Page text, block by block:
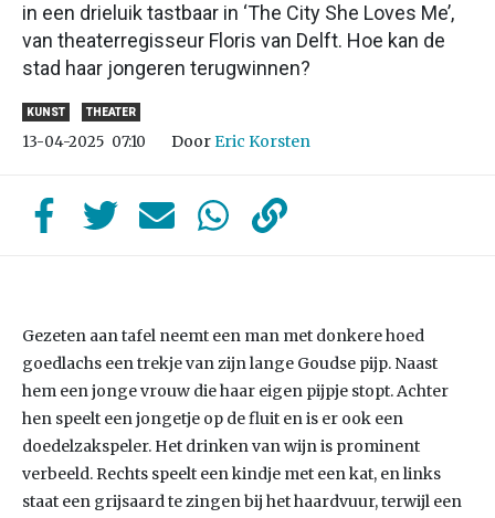
in een drieluik tastbaar in ‘The City She Loves Me’,
van theaterregisseur Floris van Delft. Hoe kan de
stad haar jongeren terugwinnen?
KUNST THEATER
13-04-2025 07:10 DoorEric Korsten
Gezeten aan tafel neemt een man met donkere hoed
goedlachs een trekje van zijn lange Goudse pijp. Naast
hem een jonge vrouw die haar eigen pijpje stopt. Achter
hen speelt een jongetje op de fluit en is er ook een
doedelzakspeler. Het drinken van wijn is prominent
verbeeld. Rechts speelt een kindje met een kat, en links
staat een grijsaard te zingen bij het haardvuur, terwijl een